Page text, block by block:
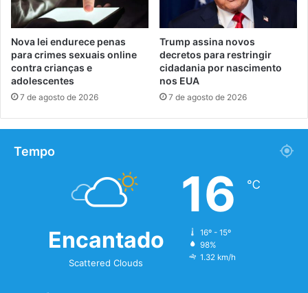
Nova lei endurece penas
para crimes sexuais online
contra crianças e
adolescentes
7 de agosto de 2026
Trump assina novos
decretos para restringir
cidadania por nascimento
nos EUA
7 de agosto de 2026
Tempo
Encantado
Scattered Clouds
16 ℃
16º - 15º
98%
1.32 km/h